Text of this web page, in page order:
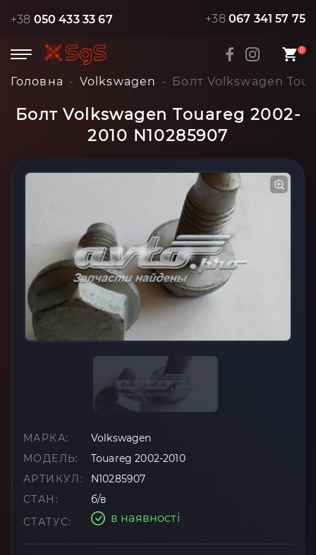
+38 050 433 33 67 +38 067 341 57 75
0
Головна Volkswagen Болт Volkswagen
Болт Volkswagen Touareg 2002-
2010 N10285907
МАРКА:
Volkswagen
МОДЕЛЬ:
Touareg 2002-2010
АРТИКУЛ:
N10285907
СТАН:
б/в
СТАТУС:
в наявності